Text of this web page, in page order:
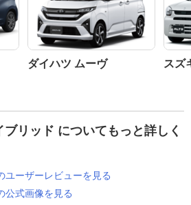
ダイハツ ムーヴ スズ
ブリッド についてもっと詳しく
ユーザーレビューを見る
公式画像を見る